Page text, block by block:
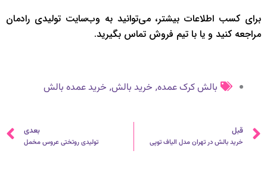
برای کسب اطلاعات بیشتر، می‌توانید به وب‌سایت تولیدی رادمان
مراجعه کنید و یا با تیم فروش تماس بگیرید.
بالش کرک عمده, خرید بالش, خرید عمده بالش
قبلی
قبل
خرید بالش در تهران مدل الیاف توپی
بعدی
تولیدی روتختی عروس مخمل